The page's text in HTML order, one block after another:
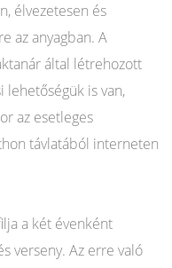
élvezetesen és
az anyagban. A
által létrehozott
is van,
az esetleges
távlatából interneten
a két évenként
verseny. Az erre való